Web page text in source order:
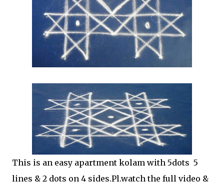
This is an easy apartment kolam with 5dots 5
lines & 2 dots on 4 sides.Pl.watch the full video &